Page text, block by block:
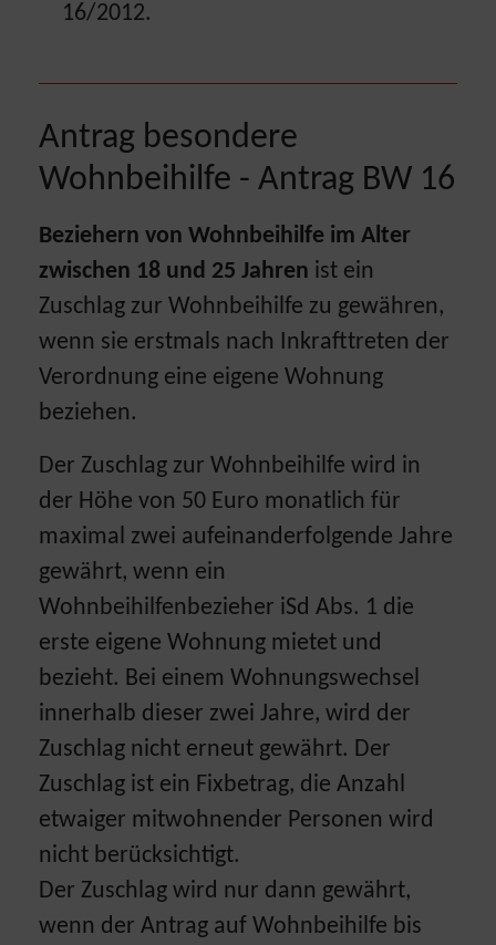
16/2012.
Antrag besondere
Wohnbeihilfe - Antrag BW 16
Beziehern von Wohnbeihilfe im Alter
zwischen 18 und 25 Jahren ist ein
Zuschlag zur Wohnbeihilfe zu gewähren,
wenn sie erstmals nach Inkrafttreten der
Verordnung eine eigene Wohnung
beziehen.
Der Zuschlag zur Wohnbeihilfe wird in
der Höhe von 50 Euro monatlich für
maximal zwei aufeinanderfolgende Jahre
gewährt, wenn ein
Wohnbeihilfenbezieher iSd Abs. 1 die
erste eigene Wohnung mietet und
bezieht. Bei einem Wohnungswechsel
innerhalb dieser zwei Jahre, wird der
Zuschlag nicht erneut gewährt. Der
Zuschlag ist ein Fixbetrag, die Anzahl
etwaiger mitwohnender Personen wird
nicht berücksichtigt.
Der Zuschlag wird nur dann gewährt,
wenn der Antrag auf Wohnbeihilfe bis